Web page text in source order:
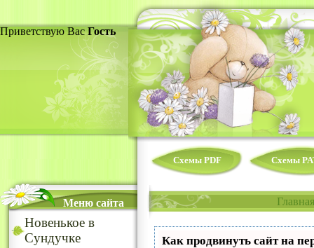
Приветствую Вас Гость
Схемы PDF Схемы
Меню сайта
Новенькое в
Сундучке
Главная
Как продвинуть сайт на